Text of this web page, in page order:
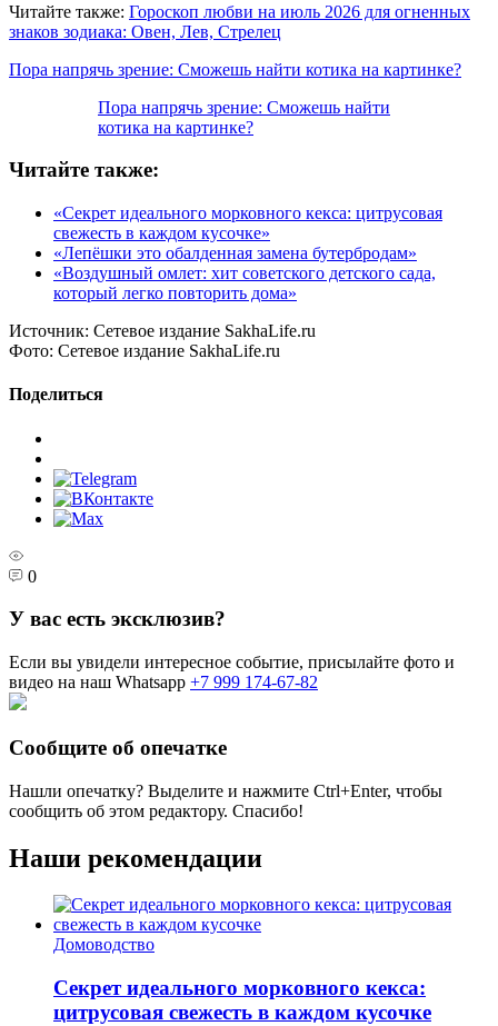
Читайте также: Гороскоп любви на июль 2026 для огненных
знаков зодиака: Овен, Лев, Стрелец
Пора напрячь зрение: Сможешь найти котика на картинке?
Пора напрячь зрение: Сможешь найти
котика на картинке?
Читайте также:
«Секрет идеального морковного кекса: цитрусовая
свежесть в каждом кусочке»
«Лепёшки это обалденная замена бутербродам»
«Воздушный омлет: хит советского детского сада,
который легко повторить дома»
Источник: Сетевое издание SakhaLife.ru
Фото: Сетевое издание SakhaLife.ru
Поделиться
0
У вас есть эксклюзив?
Если вы увидели интересное событие, присылайте фото и
видео на наш Whatsapp +7 999 174-67-82
Сообщите об опечатке
Нашли опечатку? Выделите и нажмите Ctrl+Enter, чтобы
сообщить об этом редактору. Спасибо!
Наши рекомендации
Домоводство
Секрет идеального морковного кекса:
цитрусовая свежесть в каждом кусочке